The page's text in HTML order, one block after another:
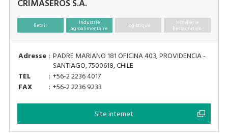
CRIMASEROS S.A.
Retail Industrie
agroalimentaire Logistique Hôtellerie
Restauration
Adresse : PADRE MARIANO 181 OFICINA 403, PROVIDENCIA -
SANTIAGO, 7500618, CHILE
TEL
: +56-2 2236 4017
FAX
: +56-2 2236 9233
Site internet